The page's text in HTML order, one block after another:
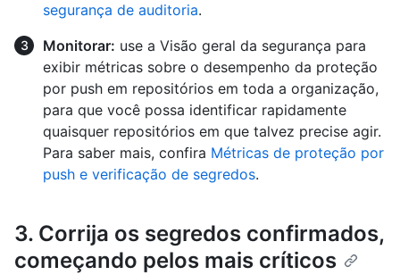
segurança de auditoria.
Monitorar: use a Visão geral da segurança para
exibir métricas sobre o desempenho da proteção
por push em repositórios em toda a organização,
para que você possa identificar rapidamente
quaisquer repositórios em que talvez precise agir.
Para saber mais, confira Métricas de proteção por
push e verificação de segredos.
3. Corrija os segredos confirmados,
começando pelos mais críticos